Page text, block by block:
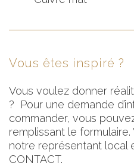
Vous êtes inspiré ?
Vous voulez donner
? Pour une demande
commander, vous
remplissant le
notre représentant local
CONTACT.